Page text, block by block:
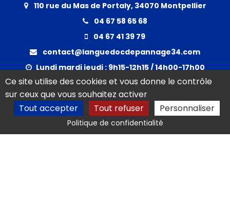
Congés
Fermé le 13 juillet 2026 et du 10 au 15 août 2026 inclus
×
110 rue du Mas de Portaly, 34070 Montpellier
04 67 58 65 68
04 67 41 39 79
contact@languedocdepannage34.com
Lundi mardi jeudi : 9h15-12h15 / 14h00-17h00
Mercredi et vendredi : 9h15-12h15
Ce site utilise des cookies et vous donne le contrôle
sur ceux que vous souhaitez activer
Tout accepter
Tout refuser Personnaliser
Politique de confidentialité